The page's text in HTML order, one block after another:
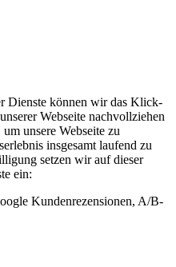
Dienste können wir das Klick-
Webseite nachvollziehen
unsere Webseite zu
insgesamt laufend zu
setzen wir auf dieser
ein:
Kundenrezensionen, A/B-